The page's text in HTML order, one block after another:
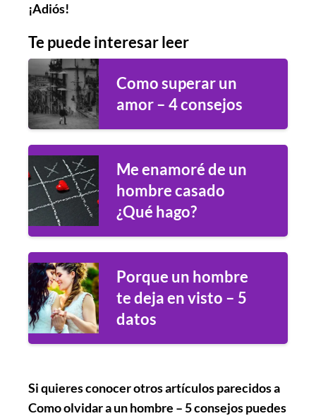
¡Adiós!
Te puede interesar leer
Como superar un
amor – 4 consejos
Me enamoré de un
hombre casado
¿Qué hago?
Porque un hombre
te deja en visto – 5
datos
Si quieres conocer otros artículos parecidos a
Como olvidar a un hombre – 5 consejospuedes